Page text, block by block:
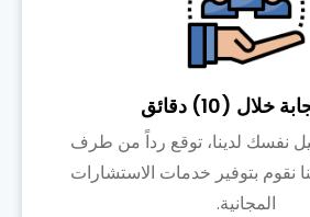
خلال (10) دقائق
نفسك لدينا، توقع رداً من طرف
نقوم بتوفير خدمات الاستشارات
المجانية.